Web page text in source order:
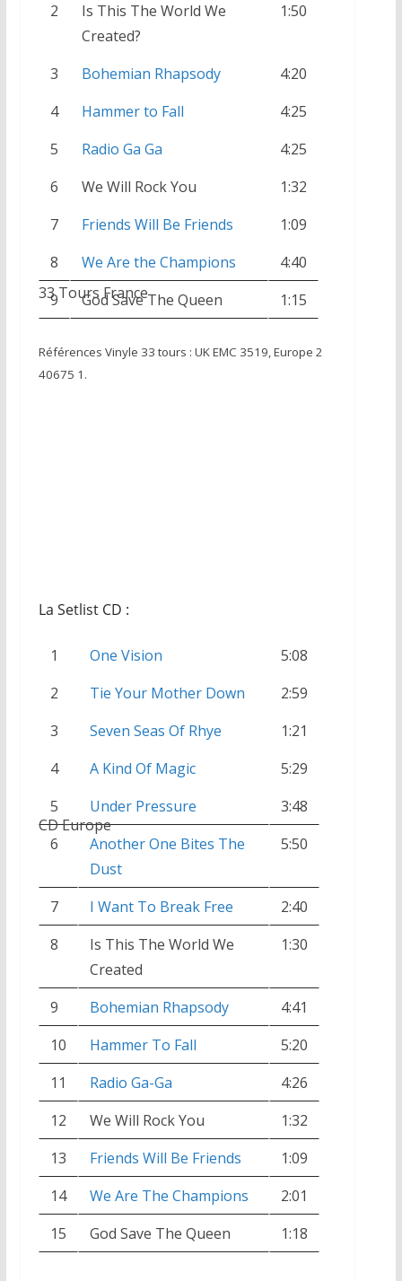
33 Tours France
2
Is This The World We
Created?
1:50
3 Bohemian Rhapsody
4:20
4
Hammer to Fall
4:25
5
Radio Ga Ga
4:25
6
We Will Rock You
1:32
7
Friends Will Be Friends
1:09
8
We Are the Champions
4:40
9
God Save The Queen 1:15
Références Vinyle 33 tours : UK EMC 3519, Europe 2
40675 1.
CD Europe
CD Europe
La Setlist CD :
1 One Vision
5:08
2
Tie Your Mother Down
2:59
3
Seven Seas Of Rhye
1:21
4
A Kind Of Magic
5:29
5
Under Pressure
3:48
6
Another One Bites The
Dust
5:50
7 I Want To Break Free
2:40
8
Is This The World We
Created
1:30
9 Bohemian Rhapsody
4:41
10
Hammer To Fall
5:20
11
Radio Ga-Ga
4:26
12
We Will Rock You
1:32
13
Friends Will Be Friends
1:09
14
We Are The Champions
2:01
15
God Save The Queen 1:18